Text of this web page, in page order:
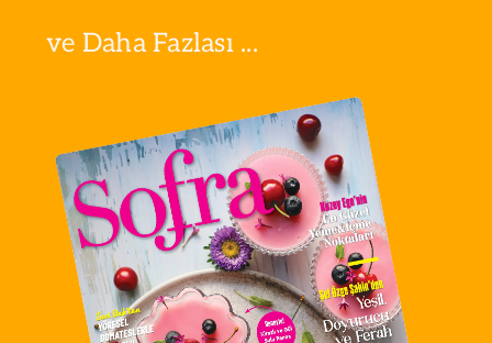
ve Daha Fazlası ...